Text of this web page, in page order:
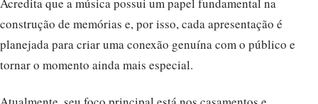
Acredita que a música possui um papel fundamental na
construção de memórias e, por isso, cada apresentação é
planejada para criar uma conexão genuína com o público e
tornar o momento ainda mais especial.